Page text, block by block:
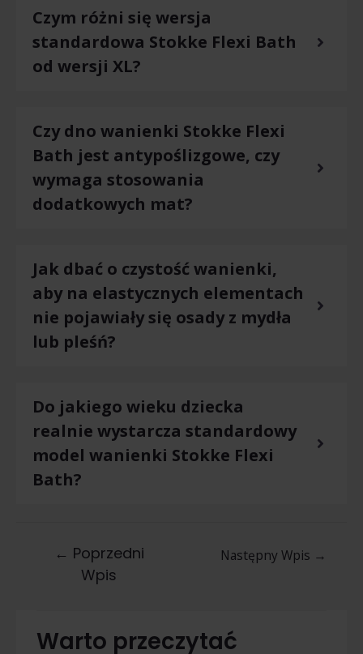
Czym różni się wersja
standardowa Stokke Flexi Bath
od wersji XL?
Czy dno wanienki Stokke Flexi
Bath jest antypoślizgowe, czy
wymaga stosowania
dodatkowych mat?
Jak dbać o czystość wanienki,
aby na elastycznych elementach
nie pojawiały się osady z mydła
lub pleśń?
Do jakiego wieku dziecka
realnie wystarcza standardowy
model wanienki Stokke Flexi
Bath?
← Poprzedni
Wpis
Następny Wpis →
Warto przeczytać